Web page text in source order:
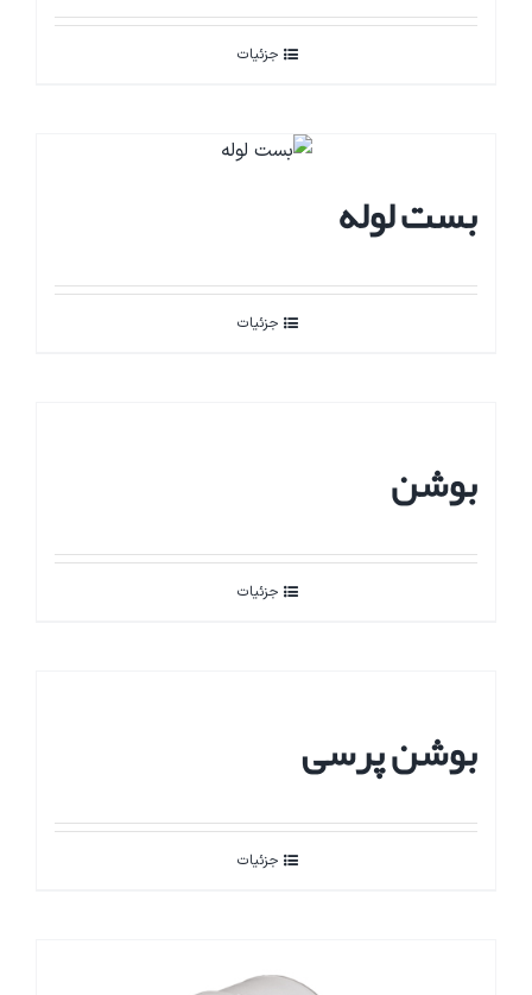
جزئیات
بست لوله
جزئیات
بوشن
جزئیات
بوشن پرسی
جزئیات